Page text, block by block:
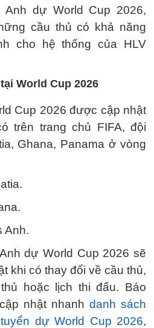
Anh dự World Cup 2026,
cầu thủ có khả năng
cho hệ thống của HLV
World Cup 2026
Cup 2026 được cập nhật
trên trang chủ FIFA, đội
Ghana, Panama ở vòng
Anh.
dự World Cup 2026 sẽ
khi có thay đổi về cầu thủ,
hoặc lịch thi đấu. Báo
nhật nhanh danh sách
dự World Cup 2026,